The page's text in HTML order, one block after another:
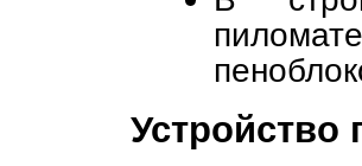
Устройство